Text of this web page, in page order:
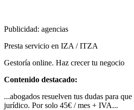
Publicidad: agencias
Presta servicio en IZA / ITZA
Gestoría online. Haz crecer tu negocio
Contenido destacado:
...abogados resuelven tus dudas para
jurídico. Por solo 45€ / mes + IVA...